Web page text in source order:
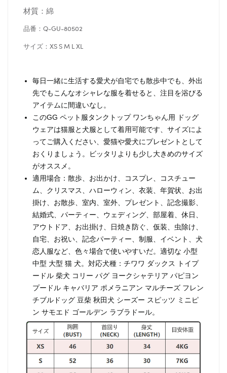
材質：綿
品番：Q-GU-80502
サイズ：XS S M L XL
毎日一緒に生活する愛犬が自宅でも散歩中でも、外出
先でもこんなオシャレな服を着せると、注目を浴びる
アイテムに間違いなし。
このGG ペット服タンクトップ ワンちゃん用 ドッグ
ウェアは猫服と犬服として着用可能です、サイズによ
ってご購入ください、愛猫や愛犬にプレゼントとして
おくりましょう。ビッタリよりも少し大きめのサイズ
がオススメ。
適用場合：散歩、お出かけ、コスプレ、コスチュー
ム、クリスマス、ハローウィン、衣装、年賀状、お出
掛け、お散歩、室内、室外、プレゼント、記念撮影、
結婚式、パーティー、ウェディング、部屋着、休日、
アウトドア、お出掛け、日焼き防ぐ、仮装、虫除け、
自宅、お祝い、記念パーティー、制服、イベント、犬
恋人服など、色々場合で使いやすいだ。適切な 小型
中型 大型 猫 犬。対応犬種：チワワ ダックス トイプ
ードル 柴犬 コリー パグ ヨークシャテリア パピヨン
プードル キャバリア ポメラニアン マルチーズ フレン
チブルドッグ 豆柴 秋田犬 シーズー スピッツ ミニピ
ン サモエド ゴールデン ラブラドール。